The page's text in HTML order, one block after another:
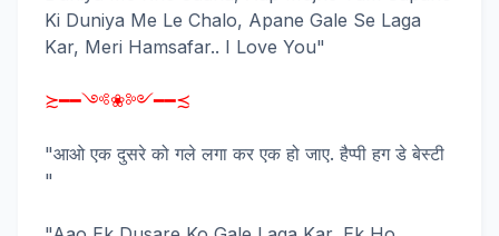
Ki Duniya Me Le Chalo, Apane Gale Se Laga
Kar, Meri Hamsafar.. I Love You"
≿━━༺❀༻━━≾
"आओ एक दुसरे को गले लगा कर एक हो जाए. हैप्पी हग डे बेस्टी
"